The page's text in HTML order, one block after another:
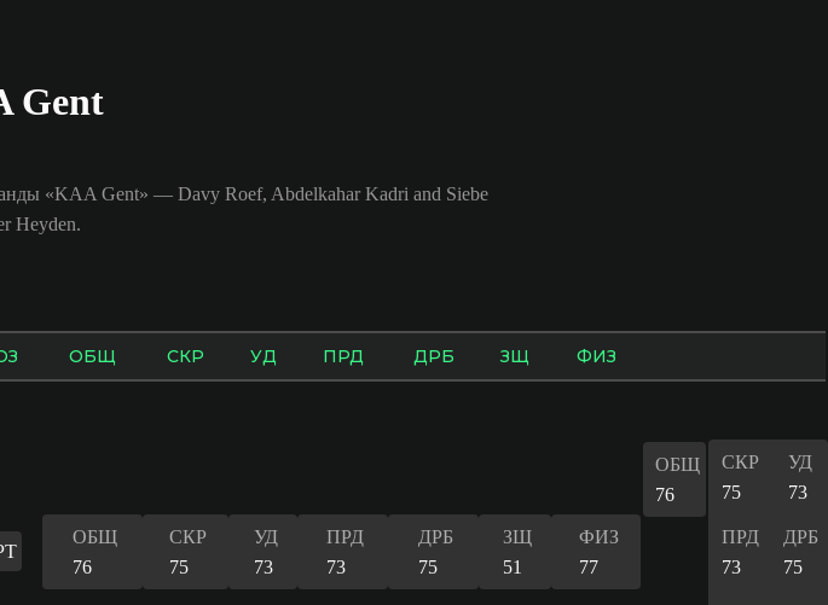
Gent
«KAA Gent» — Davy Roef, Abdelkahar Kadri and Siebe
Heyden.
ОБЩ СКР УД ПРД ДРБ ЗЩ ФИЗ
ОБЩ
76
СКР
75
УД
73
ПРД
73
ДРБ
75
ЗЩ
51
ФИЗ
77
ОБЩ
76
СКР
75
УД
73
ПРД
73
ДРБ
75